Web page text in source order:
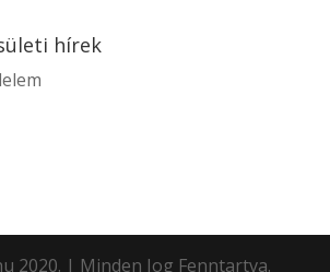
hírek
2020. | Minden Jog Fenntartva.